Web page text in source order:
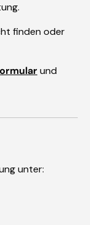
finden oder
und
unter: